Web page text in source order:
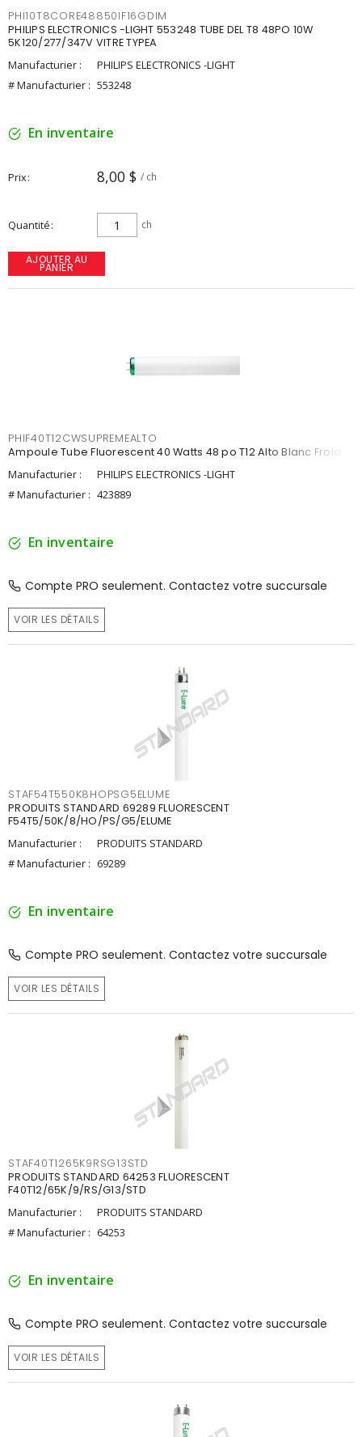
PHI10T8CORE48850IF16GDIM
PHILIPS ELECTRONICS -LIGHT 553248 TUBE DEL T8 48PO 10W
5K120/277/347V VITRE TYPEA
Manufacturier :
PHILIPS ELECTRONICS -LIGHT
# Manufacturier : 553248
En inventaire
Prix 8,00 $ / ch
Quantité ch
AJOUTER AU
PANIER
PHIF40T12CWSUPREMEALTO
Ampoule Tube Fluorescent 40 Watts 48 po T12 Alto Blanc Froid
Manufacturier :
PHILIPS ELECTRONICS -LIGHT
# Manufacturier : 423889
En inventaire
Compte PRO seulement. Contactez votre succursale
VOIR LES DÉTAILS
STAF54T550K8HOPSG5ELUME
PRODUITS STANDARD 69289 FLUORESCENT
F54T5/50K/8/HO/PS/G5/ELUME
Manufacturier :
PRODUITS STANDARD
# Manufacturier : 69289
En inventaire
Compte PRO seulement. Contactez votre succursale
VOIR LES DÉTAILS
STAF40T1265K9RSG13STD
PRODUITS STANDARD 64253 FLUORESCENT
F40T12/65K/9/RS/G13/STD
Manufacturier :
PRODUITS STANDARD
# Manufacturier : 64253
En inventaire
Compte PRO seulement. Contactez votre succursale
VOIR LES DÉTAILS